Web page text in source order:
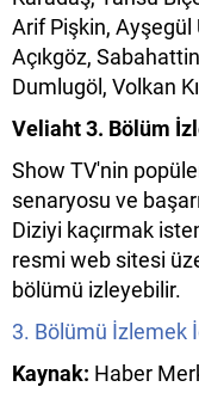
Arif Pişkin, Ayşegül
Açıkgöz,
Dumlugöl, Volkan
Veliaht 3. Bölüm
Show TV'nin
senaryosu ve
Diziyi kaçırmak
resmi web sitesi
bölümü izleyebilir.
3. Bölümü İzlemek
Kaynak: Haber